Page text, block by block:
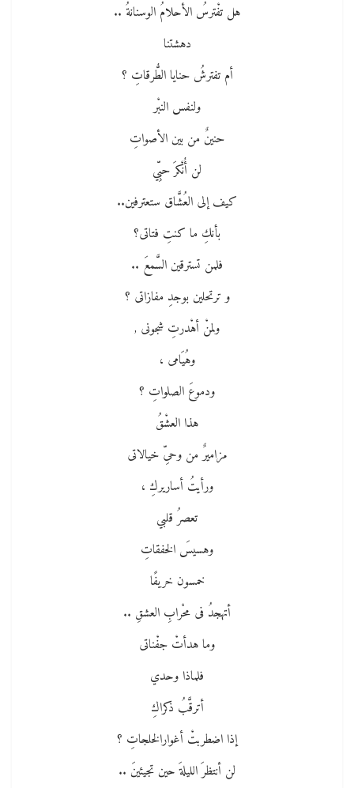
هل تفْترسُ الأحلامُ الوسنانةُ ..
دهشتنا
أم تفترشُ حنايا الطُّرقاتِ ؟
ولنفس النبْر
حنينٌ من بين الأصواتِ
لن أُنْكرَ حبِّي
كيف إلى العُشَّاق ستعترفين..
بأنكِ ما كنتِ فتاتى؟
فلمن تسترقين السَّمعَ ..
و ترتحلين بوجدِ مفازاتى ؟
ولمنْ أهْدرتِ شجونى ,
وهُيَامى ،
ودموعَ الصلواتِ ؟
هذا العشْقُ
مزاميرٌ من وحىِّ خيالاتى
ورأيتُ أساريركِ ،
تعصرُ قلبي
وهسيسَ الخفقاتِ
خمسون خريفًا
أتهجدُ فى محْرابِ العشقِ ..
وما هدأتْ جفْناتى
فلماذا وحدي
أترقَّبُ ذكراكِ
إذا اضطربتْ أغوارالخلجاتِ ؟
لن أنتظرَ الليلةَ حين تجيئينَ ..